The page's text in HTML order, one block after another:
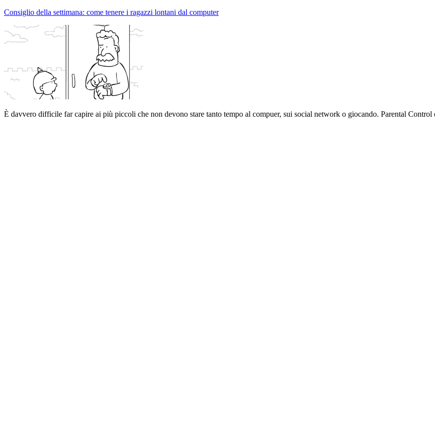
Consiglio della settimana: come tenere i ragazzi lontani dal computer
È davvero difficile far capire ai più piccoli che non devono stare tanto tempo al compuer, sui social network o giocando. Parental